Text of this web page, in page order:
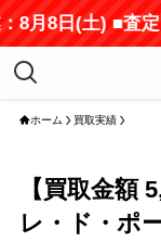
月8日(土) ■査定
ホーム 買取実績
【買取金額
レ・ド・ポ